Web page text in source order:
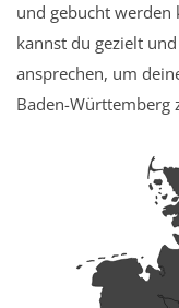
und gebucht werden
kannst du gezielt
ansprechen, um
Baden-Württemberg